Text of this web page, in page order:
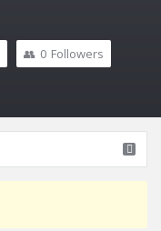
0 Followers